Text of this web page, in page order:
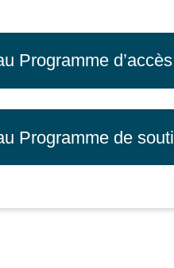
Programme
Programme de